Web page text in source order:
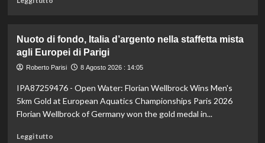
Il
Milan
battuto
amichevole
3-
0
Nuoto di fondo, Italia d’argento nella staffetta mista
agli Europei di Parigi
Roberto Parisi 8 Agosto 2026 : 14:05
IPA87259476 - Open Water: Florian Wellbrock Wins Men's
5km Gold at European Aquatics Championships Paris 2026
Florian Wellbrock of Germany won the gold medal in...
Leggi tuttoLeggi